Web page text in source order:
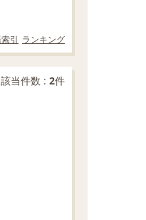
引 ランキング
該当件数 : 2件